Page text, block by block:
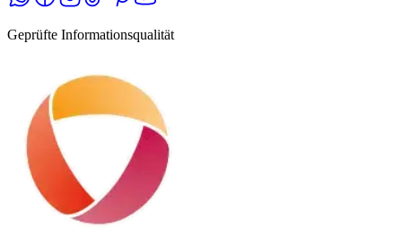
Geprüfte Informationsqualität